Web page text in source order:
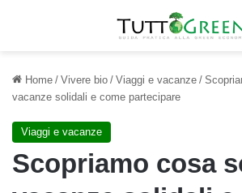
Home / Vivere bio / Viaggi e vacanze /
vacanze solidali e come partecipare
Viaggi e vacanze
Scopriamo cosa